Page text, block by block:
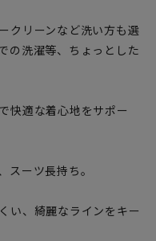
クリーンなど洗い方も選
の洗濯等、ちょっとした
快適な着心地をサポー
スーツ長持ち。
い、綺麗なラインをキー